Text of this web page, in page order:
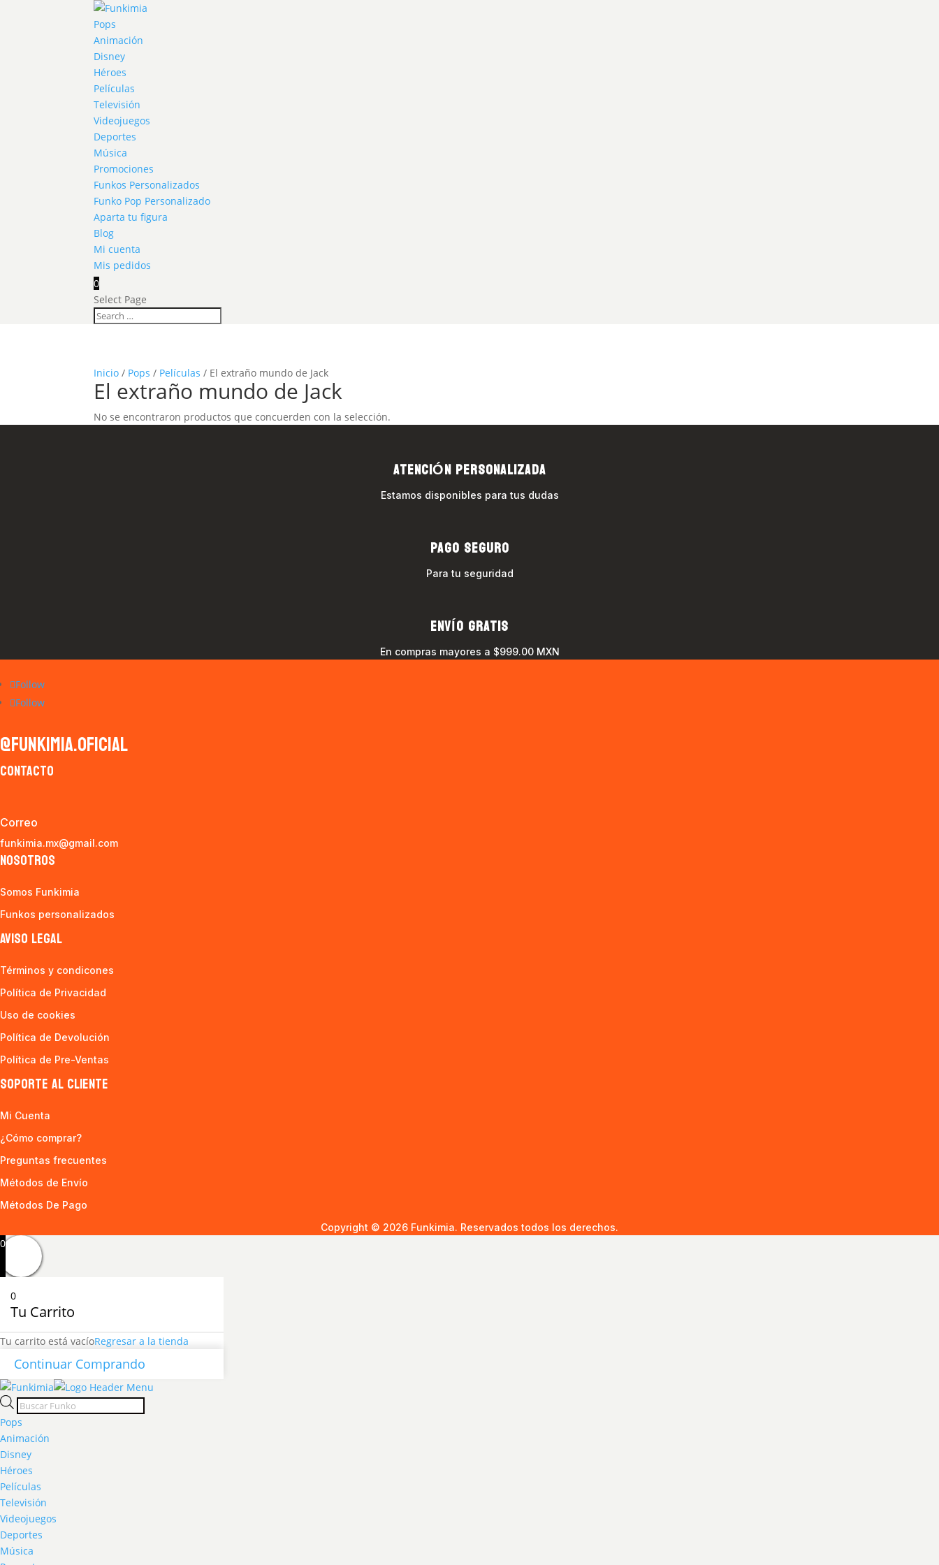
Pops
Animación
Disney
Héroes
Películas
Televisión
Videojuegos
Deportes
Música
Promociones
Funkos Personalizados
Funko Pop Personalizado
Aparta tu figura
Blog
Mi cuenta
Mis pedidos
0
Select Page
Inicio / Pops / Películas / El extraño mundo de Jack
El extraño mundo de Jack
No se encontraron productos que concuerden con la selección.
ATENCIÓN PERSONALIZADA
Estamos disponibles para tus dudas
PAGO SEGURO
Para tu seguridad
ENVÍO GRATIS
En compras mayores a $999.00 MXN
Follow
Follow
@funkimia.oficial
CONTACTO
Correo
funkimia.mx@gmail.com
NOSOTROS
Somos Funkimia
Funkos personalizados
AVISO LEGAL
Términos y condicones
Política de Privacidad
Uso de cookies
Política de Devolución
Política de Pre-Ventas
SOPORTE AL CLIENTE
Mi Cuenta
¿Cómo comprar?
Preguntas frecuentes
Métodos de Envío
Métodos De Pago
Copyright © 2026 Funkimia. Reservados todos los derechos.
0
0
Tu Carrito
Tu carrito está vacíoRegresar a la tienda
Continuar Comprando
Products
search
Pops
Animación
Disney
Héroes
Películas
Televisión
Videojuegos
Deportes
Música